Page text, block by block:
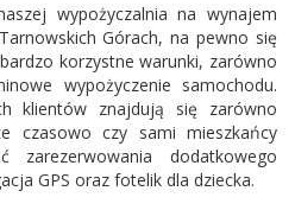
wypożyczalnia na wynajem
Górach, na pewno się
korzystne warunki, zarówno
wypożyczenie samochodu.
klientów znajdują się zarówno
czasowo czy sami mieszkańcy
zarezerwowania dodatkowego
GPS oraz fotelik dla dziecka.